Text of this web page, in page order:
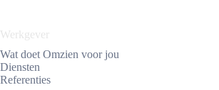
Werkgever
Wat doet Omzien voor jou
Diensten
Referenties